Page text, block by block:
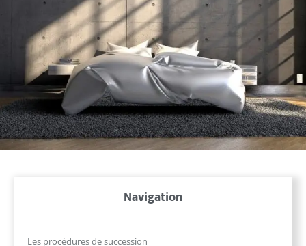
Navigation
Les procédures de succession